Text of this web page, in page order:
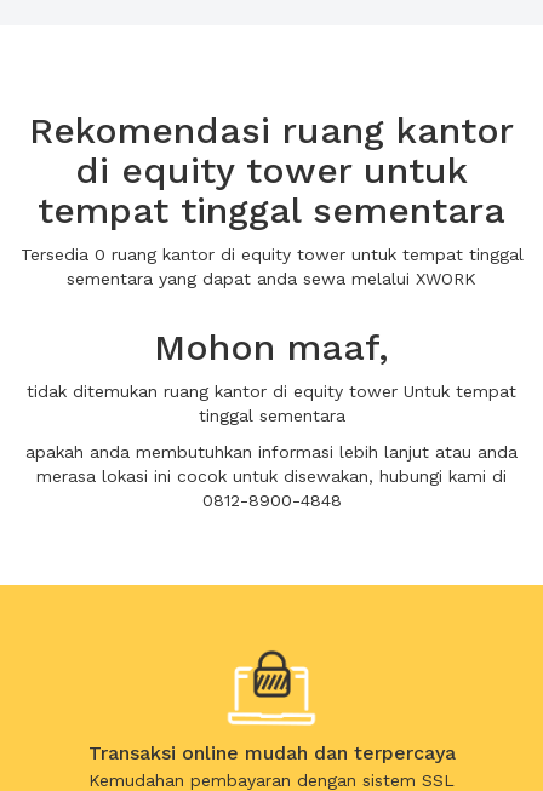
Rekomendasi ruang kantor
di equity tower untuk
tempat tinggal sementara
Tersedia 0 ruang kantor di equity tower untuk tempat tinggal
sementara yang dapat anda sewa melalui XWORK
Mohon maaf,
tidak ditemukan ruang kantor di equity tower Untuk tempat
tinggal sementara
apakah anda membutuhkan informasi lebih lanjut atau anda
merasa lokasi ini cocok untuk disewakan, hubungi kami di
0812-8900-4848
Transaksi online mudah dan terpercaya
Kemudahan pembayaran dengan sistem SSL